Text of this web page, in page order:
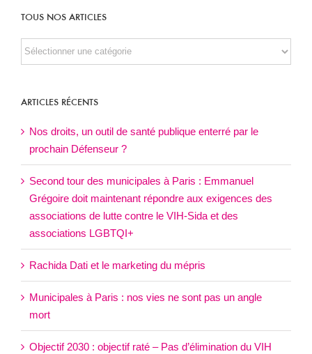
TOUS NOS ARTICLES
TOUS
NOS
ARTICLES RÉCENTS
Nos droits, un outil de santé publique enterré par le
prochain Défenseur ?
Second tour des municipales à Paris : Emmanuel
Grégoire doit maintenant répondre aux exigences des
associations de lutte contre le VIH-Sida et des
associations LGBTQI+
Rachida Dati et le marketing du mépris
Municipales à Paris : nos vies ne sont pas un angle
mort
Objectif 2030 : objectif raté – Pas d’élimination du VIH